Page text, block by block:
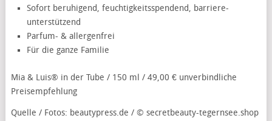
Sofort beruhigend, feuchtigkeitsspendend, barriere-
unterstützend
Parfum- & allergenfrei
Für die ganze Familie
Mia & Luis® in der Tube / 150 ml / 49,00 € unverbindliche
Preisempfehlung
Quelle / Fotos: beautypress.de / © secretbeauty-tegernsee.shop